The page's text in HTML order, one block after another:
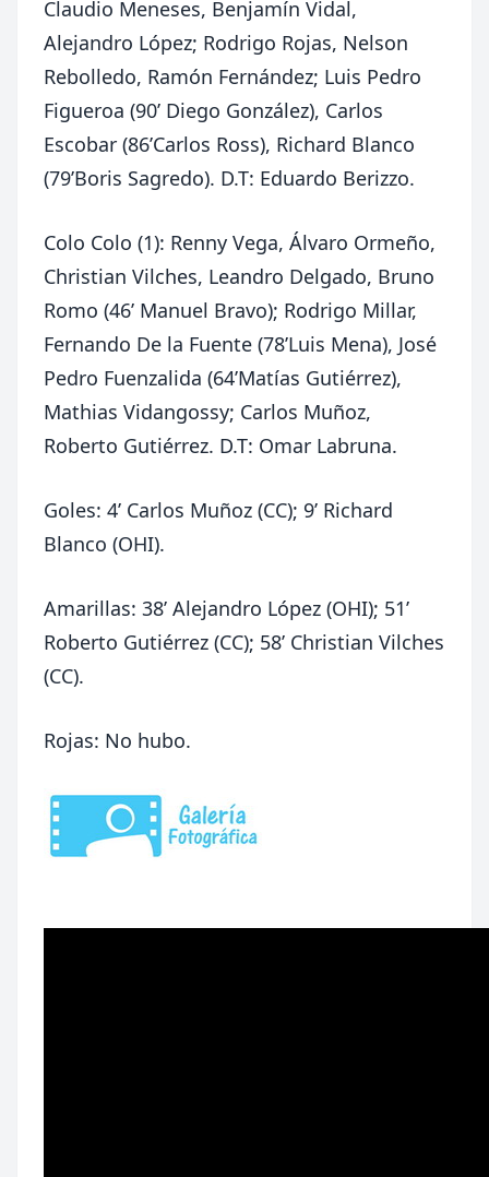
Claudio Meneses, Benjamín Vidal,
Alejandro López; Rodrigo Rojas, Nelson
Rebolledo, Ramón Fernández; Luis Pedro
Figueroa (90’ Diego González), Carlos
Escobar (86’Carlos Ross), Richard Blanco
(79’Boris Sagredo). D.T: Eduardo Berizzo.
Colo Colo (1): Renny Vega, Álvaro Ormeño,
Christian Vilches, Leandro Delgado, Bruno
Romo (46’ Manuel Bravo); Rodrigo Millar,
Fernando De la Fuente (78’Luis Mena), José
Pedro Fuenzalida (64’Matías Gutiérrez),
Mathias Vidangossy; Carlos Muñoz,
Roberto Gutiérrez. D.T: Omar Labruna.
Goles: 4’ Carlos Muñoz (CC); 9’ Richard
Blanco (OHI).
Amarillas: 38’ Alejandro López (OHI); 51’
Roberto Gutiérrez (CC); 58’ Christian Vilches
(CC).
Rojas: No hubo.